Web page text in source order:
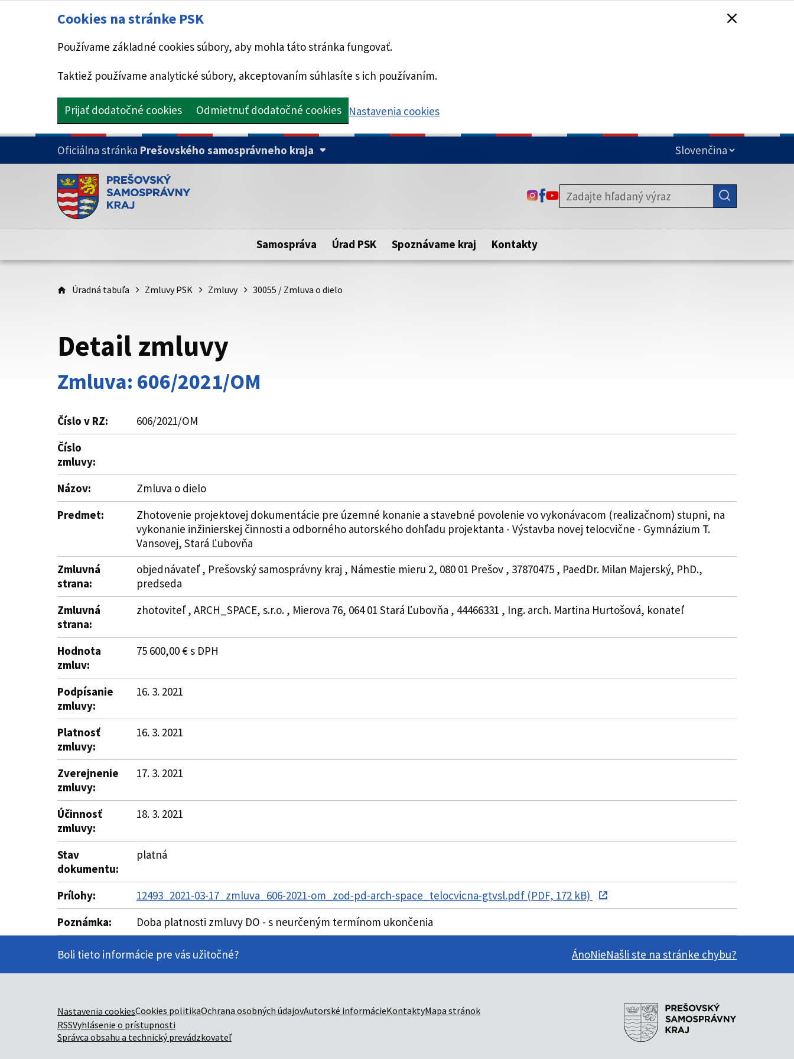
Cookies na stránke PSK
Používame základné cookies súbory, aby mohla táto stránka fungovať.
Taktiež používame analytické súbory, akceptovaním súhlasíte s ich používaním.
Prijať dodatočné cookies Odmietnuť dodatočné cookies Nastavenia cookies
PRESKOČIŤ NA HLAVNÝ OBSAH
Oficiálna stránka Prešovského samosprávneho kraja
Doména psk.sk je oficiálna
Toto je oficiálna webová stránka Prešovského samosprávneho kraja.
Táto stránka je zabezpečená
zabezpečenú webovú stránku. Zabezpečená stránka vždy začína
https:// pred názvom domény webového sídla.
ODKAZ SA OTVORÍ NA NOVEJ KARTE
ODKAZ SA OTVORÍ NA NOVEJ KARTE
ODKAZ SA OTVORÍ NA NOVEJ KARTE
Samospráva Úrad PSK Spoznávame kraj Kontakty
Úradná tabuľa Zmluvy PSK Zmluvy 30055 / Zmluva o dielo
Detail zmluvy
Zmluva: 606/2021/OM
Číslo v RZ:
606/2021/OM
Číslo
zmluvy:
Názov:
Zmluva o dielo
Predmet:
Zhotovenie projektovej dokumentácie pre územné konanie a stavebné povolenie vo vykonávacom (realizačnom) stupni, na
vykonanie inžinierskej činnosti a odborného autorského dohľadu projektanta - Výstavba novej telocvične - Gymnázium T.
Vansovej, Stará Ľubovňa
Zmluvná
strana:
objednávateľ , Prešovský samosprávny kraj , Námestie mieru 2, 080 01 Prešov , 37870475 , PaedDr. Milan Majerský, PhD.,
predseda
Zmluvná
strana:
zhotoviteľ , ARCH_SPACE, s.r.o. , Mierova 76, 064 01 Stará Ľubovňa , 44466331 , Ing. arch. Martina Hurtošová, konateľ
Hodnota
zmluv:
75 600,00 € s DPH
Podpísanie
zmluvy:
16. 3. 2021
Platnosť
zmluvy:
16. 3. 2021
Zverejnenie
zmluvy:
17. 3. 2021
Účinnosť
zmluvy:
18. 3. 2021
Stav
dokumentu:
platná
Prílohy:
12493_2021-03-17_zmluva_606-2021-om_zod-pd-arch-space_telocvicna-gtvsl.pdf (PDF, 172 kB)
Poznámka:
Doba platnosti zmluvy DO - s neurčeným termínom ukončenia
Boli tieto informácie pre vás užitočné? ÁnoNieNašli ste na stránke chybu?
Nastavenia cookiesCookies politikaOchrana osobných údajovAutorské informácieKontaktyMapa stránok
RSSVyhlásenie o prístupnosti
Správca obsahu a technický prevádzkovateľ